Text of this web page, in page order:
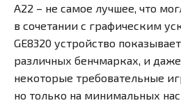
A22 – не самое лучшее, что
в сочетании с графическим
GE8320 устройство
различных бенчмарках, и
некоторые требовательные
но только на минимальных